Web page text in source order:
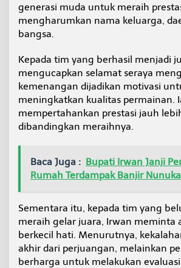
generasi muda untuk meraih
mengharumkan nama keluarga,
bangsa.
Kepada tim yang berhasil menjadi
mengucapkan selamat seraya
kemenangan dijadikan motivasi
meningkatkan kualitas permainan.
mempertahankan prestasi jauh
dibandingkan meraihnya.
Baca Juga : Bupati Irwan Janji
Rumah Terdampak Banjir
Sementara itu, kepada tim yang
meraih gelar juara, Irwan meminta
berkecil hati. Menurutnya,
akhir dari perjuangan, melainkan
berharga untuk melakukan